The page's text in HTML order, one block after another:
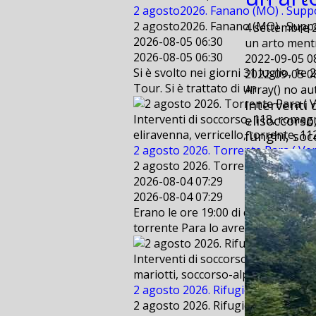
2 agosto2026. Fanano (MO) .
2 agosto2026. Fanano (MO) .
2026-08-05 06:30
2026-08-05 06:30
Si è svolto nei giorni 31 luglio, 1e
Tour. Si è trattato di un
Interventi di soccorso, 118,
eliravenna, verricello, torrente,
2 agosto 2026. Torrente Para (
2 agosto 2026. Torrente Para (
2026-08-04 07:29
2026-08-04 07:29
Erano le ore 19:00 di questa sera
torrente Para lo avrebb
Interventi di soccorso, 118,
mariotti, soccorso-alpino, 112,
2 agosto 2026. Rifugio Mariotti
2 agosto 2026. Rifugio Mariotti
4 settembre
un arto
2022-09-05
2022-09-05
Array() no
Interventi
funghi,